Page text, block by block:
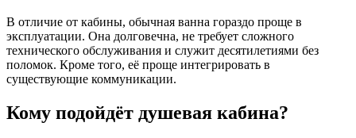
В отличие от кабины, обычная ванна гораздо проще в
эксплуатации. Она долговечна, не требует сложного
технического обслуживания и служит десятилетиями без
поломок. Кроме того, её проще интегрировать в
существующие коммуникации.
Кому подойдёт душевая кабина?